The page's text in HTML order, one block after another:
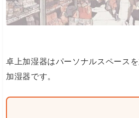
卓上加湿器はパーソナルスペース
加湿器です。